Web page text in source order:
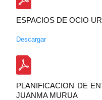
ESPACIOS DE OCIO
Descargar
PLANIFICACION DE
JUANMA MURUA